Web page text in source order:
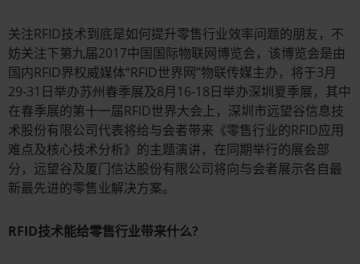
关注RFID技术到底是如何提升零售行业效率问题的朋友，不
妨关注下第九届2017中国国际物联网博览会，该博览会是由
国内RFID界权威媒体“RFID世界网”物联传媒主办，将于3月
29-31日举办苏州春季展及8月16-18日举办深圳夏季展，其中
在春季展的第十一届RFID世界大会上，深圳市远望谷信息技
术股份有限公司代表将给与会者带来《零售行业的RFID应用
难点及核心技术分析》的主题演讲，在同期举行的展会部
分，远望谷及厦门信达股份有限公司将向与会者展示各自最
新最先进的零售业解决方案。
RFID技术能给零售行业带来什么?